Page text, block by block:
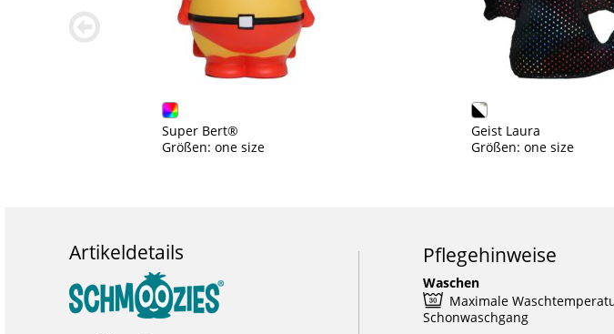
Super Bert®
Größen: one size
Geist Laura
Größen: one size
Artikeldetails Pflegehinweise
Waschen
e Maximale
Schonwaschgang